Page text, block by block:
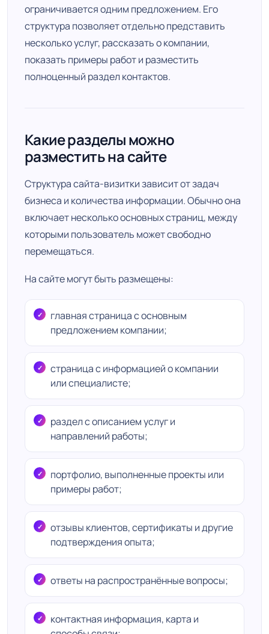
ограничивается одним предложением. Его
структура позволяет отдельно представить
несколько услуг, рассказать о компании,
показать примеры работ и разместить
полноценный раздел контактов.
Какие разделы можно
разместить на сайте
Структура сайта-визитки зависит от задач
бизнеса и количества информации. Обычно она
включает несколько основных страниц, между
которыми пользователь может свободно
перемещаться.
На сайте могут быть размещены:
главная страница с основным
предложением компании;
страница с информацией о компании
или специалисте;
раздел с описанием услуг и
направлений работы;
портфолио, выполненные проекты или
примеры работ;
отзывы клиентов, сертификаты и другие
подтверждения опыта;
ответы на распространённые вопросы;
контактная информация, карта и